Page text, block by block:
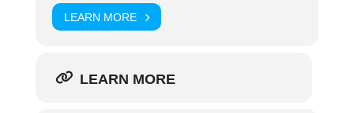
LEARN MORE
LEARN MORE